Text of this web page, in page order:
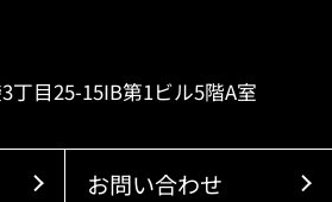
丁目25-15IB第1ビル5階A室
お問い合わせ